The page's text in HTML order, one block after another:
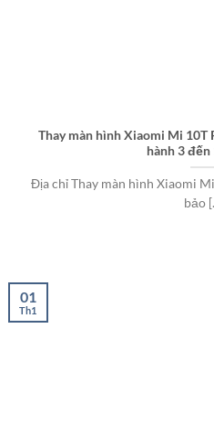
Thay màn hình Xiaomi Mi 10T
hành 3 đến
Địa chỉ Thay màn hình Xiaomi
bảo
01
Th1